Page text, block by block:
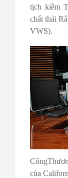
tịch kiêm
chất thải
VWS).
của